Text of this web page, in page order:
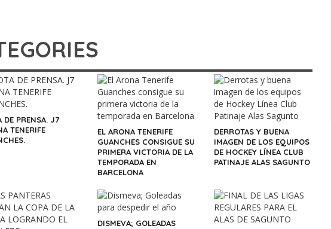
DE PRENSA. J7
TENERIFE
EL ARONA TENERIFE
GUANCHES CONSIGUE SU
PRIMERA VICTORIA DE LA
TEMPORADA EN
BARCELONA
DERROTAS Y BUENA
IMAGEN DE LOS EQUIPOS
DE HOCKEY LÍNEA CLUB
PATINAJE ALAS SAGUNTO
DISMEVA; GOLEADAS